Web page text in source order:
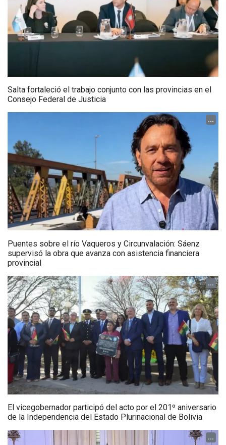
Salta fortaleció el trabajo conjunto con las provincias en el
Consejo Federal de Justicia
...
Puentes sobre el río Vaqueros y Circunvalación: Sáenz
supervisó la obra que avanza con asistencia financiera
provincial
...
El vicegobernador participó del acto por el 201º aniversario
de la Independencia del Estado Plurinacional de Bolivia
...